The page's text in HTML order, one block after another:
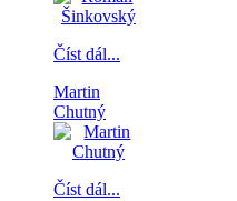
Číst dál...
Martin
Chutný
Číst dál...